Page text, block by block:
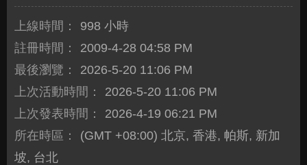
上線時間：
998 小時
註冊時間：
2009-4-28 04:58 PM
最後瀏覽：
2026-5-20 11:06 PM
上次活動時間：
2026-5-20 11:06 PM
上次發表時間：
2026-4-19 06:21 PM
所在時區：
(GMT +08:00) 北京, 香港, 帕斯, 新加
坡, 台北